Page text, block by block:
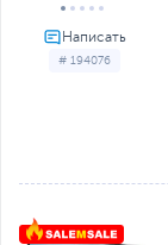
# 194076